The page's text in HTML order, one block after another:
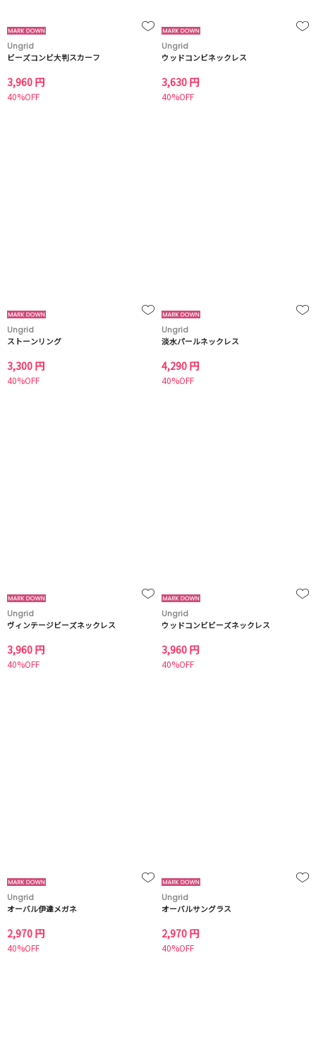
Ungrid
ビーズコンビ大判スカーフ
3,960 円
40%OFF
Ungrid
ウッドコンビネックレス
3,630 円
40%OFF
Ungrid
ストーンリング
3,300 円
40%OFF
Ungrid
淡水パールネックレス
4,290 円
40%OFF
Ungrid
ヴィンテージビーズネックレス
3,960 円
40%OFF
Ungrid
ウッドコンビビーズネックレス
3,960 円
40%OFF
Ungrid
オーバル伊達メガネ
2,970 円
40%OFF
Ungrid
オーバルサングラス
2,970 円
40%OFF